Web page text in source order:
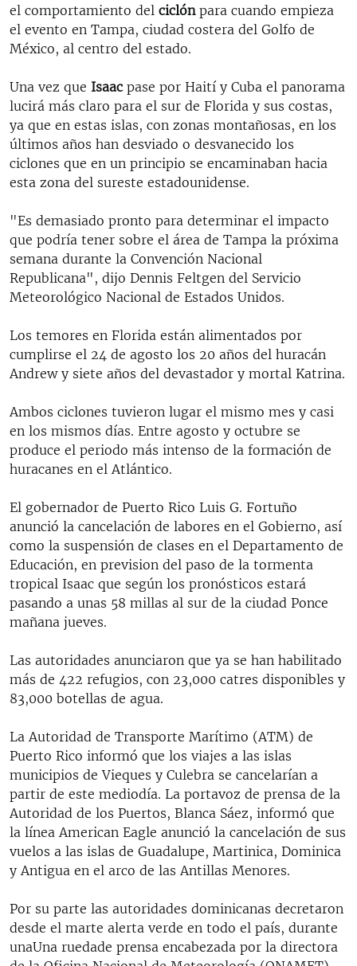
el comportamiento del ciclónpara cuando empieza
el evento en Tampa, ciudad costera del Golfo de
México, al centro del estado.
Una vez que Isaac pase por Haití y Cuba el panorama
lucirá más claro para el sur de Florida y sus costas,
ya que en estas islas, con zonas montañosas, en los
últimos años han desviado o desvanecido los
ciclones que en un principio se encaminaban hacia
esta zona del sureste estadounidense.
"Es demasiado pronto para determinar el impacto
que podría tener sobre el área de Tampa la próxima
semana durante la Convención Nacional
Republicana", dijo Dennis Feltgen del Servicio
Meteorológico Nacional de Estados Unidos.
Los temores en Florida están alimentados por
cumplirse el 24 de agosto los 20 años del huracán
Andrew y siete años del devastador y mortal Katrina.
Ambos ciclones tuvieron lugar el mismo mes y casi
en los mismos días. Entre agosto y octubre se
produce el periodo más intenso de la formación de
huracanes en el Atlántico.
El gobernador de Puerto Rico Luis G. Fortuño
anunció la cancelación de labores en el Gobierno, así
como la suspensión de clases en el Departamento de
Educación, en prevision del paso de la tormenta
tropical Isaac que según los pronósticos estará
pasando a unas 58 millas al sur de la ciudad Ponce
mañana jueves.
Las autoridades anunciaron que ya se han habilitado
más de 422 refugios, con 23,000 catres disponibles y
83,000 botellas de agua.
La Autoridad de Transporte Marítimo (ATM) de
Puerto Rico informó que los viajes a las islas
municipios de Vieques y Culebra se cancelarían a
partir de este mediodía. La portavoz de prensa de la
Autoridad de los Puertos, Blanca Sáez, informó que
la línea American Eagle anunció la cancelación de sus
vuelos a las islas de Guadalupe, Martinica, Dominica
y Antigua en el arco de las Antillas Menores.
Por su parte las autoridades dominicanas decretaron
desde el marte alerta verde en todo el país, durante
unaUna ruedade prensa encabezada por la directora